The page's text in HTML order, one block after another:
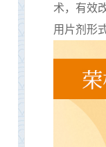
术 ，有效
用片剂形